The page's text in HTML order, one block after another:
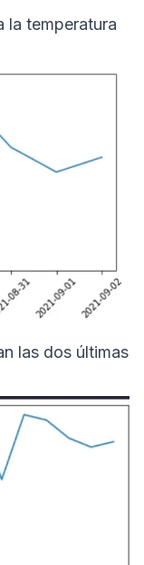
la temperatura
las dos últimas